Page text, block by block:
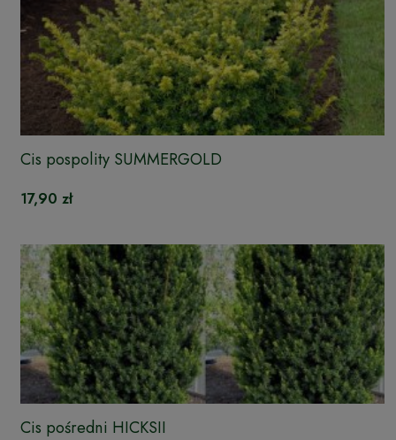
Cis pospolity SUMMERGOLD
17,90 zł
Cis pośredni HICKSII